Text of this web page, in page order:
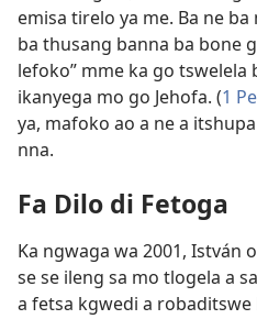
emisa tirelo ya me. Ba ne
ba thusang banna ba bone
lefoko” mme ka go tswelela
ikanyega mo go Jehofa. (1
ya, mafoko ao a ne a
nna.
Fa Dilo di Fetoga
Ka ngwaga wa 2001, István
se se ileng sa mo tlogela a
a fetsa kgwedi a